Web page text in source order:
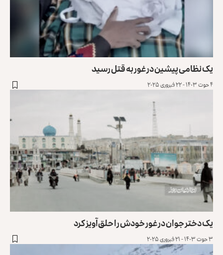
یک نظامی پیشین در غور به قتل رسید
۴ حوت ۱۴۰۳ - ۲۲ فبروری ۲۰۲۵
یک دختر جوان در غور خودش را حلق‌آویز کرد
۳ حوت ۱۴۰۳ - ۲۱ فبروری ۲۰۲۵